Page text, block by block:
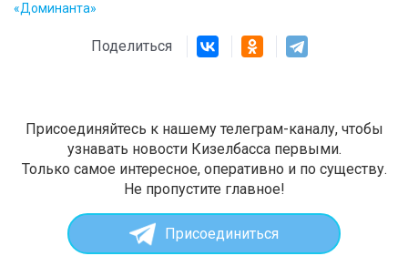
«Доминанта»
Поделиться
Присоединяйтесь к нашему телеграм-каналу, чтобы
узнавать новости Кизелбасса первыми.
Только самое интересное, оперативно и по существу.
Не пропустите главное!
Присоединиться